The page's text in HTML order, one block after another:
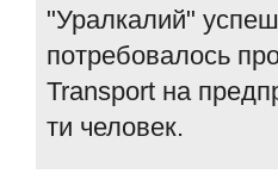
"Уралкалий"
потребовалось
Transport на
ти человек.